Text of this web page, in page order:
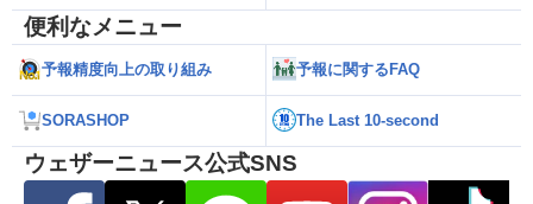
便利なメニュー
予報精度向上の取り組み 予報に関するFAQ
SORASHOP The Last 10-second
ウェザーニュース公式SNS